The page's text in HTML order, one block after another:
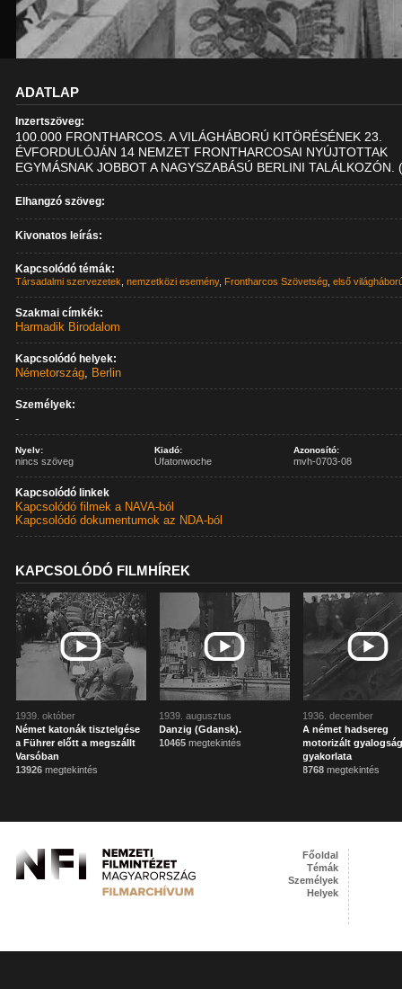
ADATLAP
Inzertszöveg:
100.000 FRONTHARCOS. A VILÁGHÁBORÚ KITÖRÉSÉNEK 23.
ÉVFORDULÓJÁN 14 NEMZET FRONTHARCOSAI NYÚJTOTTAK
EGYMÁSNAK JOBBOT A NAGYSZABÁSÚ BERLINI TALÁLKOZÓN.
Elhangzó szöveg:
Kivonatos leírás:
Kapcsolódó témák:
Társadalmi szervezetek ,nemzetközi esemény, Frontharcos Szövetség ,első
Szakmai címkék:
Harmadik Birodalom
Kapcsolódó helyek:
Németország, Berlin
Személyek:
-
Nyelv:
nincs szöveg
Kiadó:
Ufatonwoche
Azonosító:
mvh-0703-08
Kapcsolódó linkek
Kapcsolódó filmek a NAVA-ból
Kapcsolódó dokumentumok az NDA-ból
KAPCSOLÓDÓ FILMHÍREK
1939. október
Német katonák tisztelgése
a Führer előtt a megszállt
Varsóban
13926 megtekintés
1939. augusztus
Danzig (Gdansk).
10465 megtekintés
1936. december
A német hadsereg
motorizált
gyakorlata
8768 megtekintés
Főoldal
Témák
Személyek
Helyek